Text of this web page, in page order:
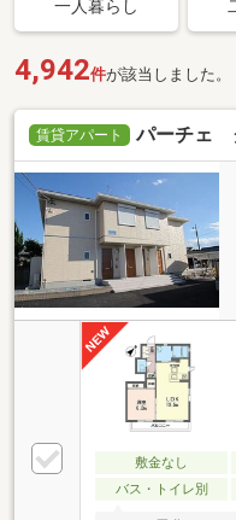
一人暮らし
4,942件が該当しました。
賃貸アパート パーチェ
敷金なし
バス・トイレ別